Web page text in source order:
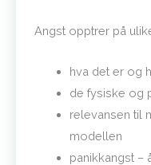
Angst opptrer på
hva det er og
de fysiske og
relevansen til
modellen
panikkangst –